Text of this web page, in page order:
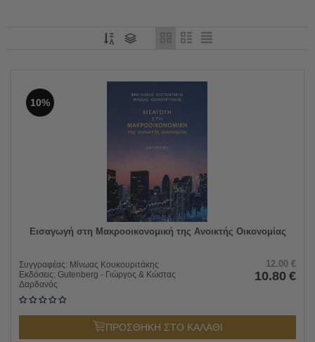
10%
Εισαγωγή στη Μακροοικονομική της Ανοικτής Οικονομίας
Συγγραφέας: Μίνωας Κουκουριτάκης
Εκδόσεις: Gutenberg - Γιώργος & Κώστας
Δαρδανός
12.00 €
10.80 €
ΠΡΟΣΘΗΚΗ ΣΤΟ ΚΑΛΑΘΙ